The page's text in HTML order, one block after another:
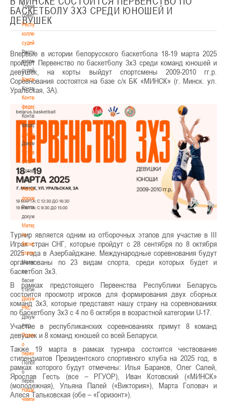
Тренерский
совет
Республиканская
коллегия
судей
Республиканская
коллегия
судей
Контакты
Контакты
Контакты
федерации
Контакты
федерации
Документы
Документы
Устав
БФБ
Устав
БФБ
Регламентирующие
документы
Регламентирующие
документы
Материалы
по
баскетбольной
статистике
Материалы
по
баскетбольной
статистике
Документы
РКС
Документы
РКС
Положение
о
переходах
Положение
о
переходах
Наши
чемпионы
БАСКЕТБОЛУ 3Х3 СРЕДИ ЮНОШЕЙ И
ДЕВУШЕК
Впервые в истории белорусского баскетбола 18-19 марта 2025
пройдет Первенство по баскетболу 3х3 среди команд юношей и
девушек, на корты выйдут спортсмены 2009-2010 гг.р.
Соревнования состоятся на базе с/к БК «МИНСК» (г. Минск. ул.
Уральская, 3А).
Турнир является одним из отборочных этапов для участие в III
Играх стран СНГ, которые пройдут с 28 сентября по 8 октября
2025 года в Азербайджане. Международные соревнования будут
организованы по 23 видам спорта, среди которых будет и
баскетбол 3х3.
В рамках предстоящего Первенства Республики Беларусь
состоится просмотр игроков для формирования двух сборных
команд 3х3, которые представят нашу страну на соревнованиях
по баскетболу 3х3 с 4 по 6 октября в возрастной категории U-17.
Участие в республиканских соревнованиях примут 8 команд
девушек и 8 команд юношей со всей Беларуси.
Также 19 марта в рамках турнира состоится чествование
стипендиатов Президентского спортивного клуба на 2025 год, в
рамках которого будут отмечены: Илья Баранов, Олег Салей,
Ярослав Гесть (все – РГУОР), Иван Котовский («МИНСК»
(молодежная), Ульяна Палей («Виктория»), Марта Головач и
Алеся Тальковская (обе – «Горизонт»).